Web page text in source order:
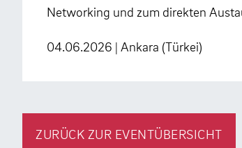
Networking und zum direkten
04.06.2026 | Ankara (Türkei)
ZURÜCK ZUR EVENTÜBERSICHT